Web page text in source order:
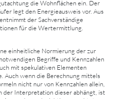
die Wohnflächen ein. Der
legt den Energieausweis vor. Aus
der Sachverständige
für die Wertermittlung.
einheitliche Normierung der zur
Begriffe und Kennzahlen
mit spekulativen Elementen
Auch wenn die Berechnung mittels
nicht nur von Kennzahlen allein,
der Interpretation dieser abhängt, ist